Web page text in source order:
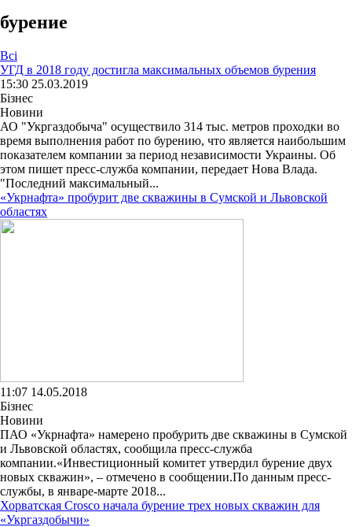
бурение
Всі
УГД в 2018 году достигла максимальных объемов бурения
15:30 25.03.2019
Бізнес
Новини
АО "Укргаздобыча" осуществило 314 тыс. метров проходки во
время выполнения работ по бурению, что является наибольшим
показателем компании за период независимости Украины. Об
этом пишет пресс-служба компании, передает Нова Влада.
"Последний максимальный...
«Укрнафта» пробурит две скважины в Сумской и Львовской
областях
11:07 14.05.2018
Бізнес
Новини
ПАО «Укрнафта» намерено пробурить две скважины в Сумской
и Львовской областях, сообщила пресс-служба
компании.«Инвестиционный комитет утвердил бурение двух
новых скважин», – отмечено в сообщении.По данным пресс-
службы, в январе-марте 2018...
Хорватская Crosco начала бурение трех новых скважин для
«Укргаздобычи»